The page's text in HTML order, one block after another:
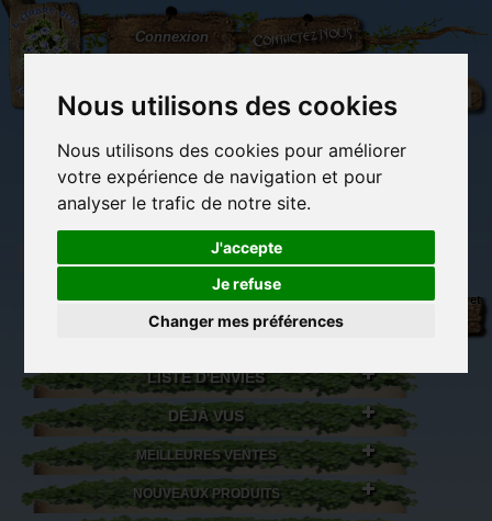
Nous utilisons des cookies
Nous utilisons des cookies pour améliorer
votre expérience de navigation et pour
analyser le trafic de notre site.
J'accepte
Je refuse
Changer mes préférences
L'Arbre
aux
100.000
Connexion Contactez-nous
(vide)
Librairie des
Carterie
originale
Activités
détente et jeux
Objets déco et
LISTE D'ENVIES
DÉJÀ VUS
MEILLEURES VENTES
NOUVEAUX PRODUITS